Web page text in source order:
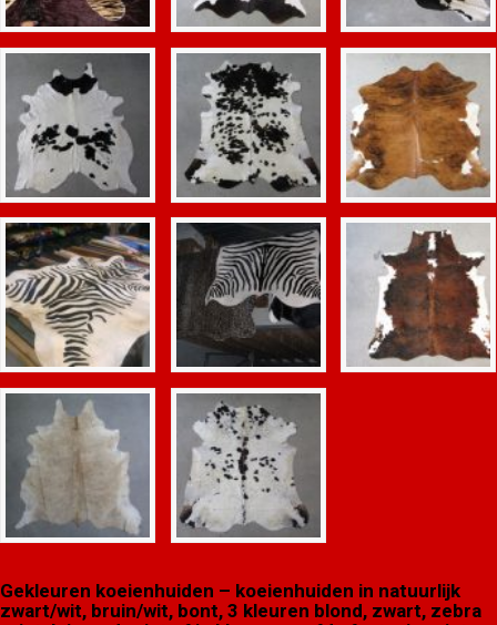
Gekleuren koeienhuiden – koeienhuiden in natuurlijk
zwart/wit, bruin/wit, bont, 3 kleuren blond, zwart, zebra